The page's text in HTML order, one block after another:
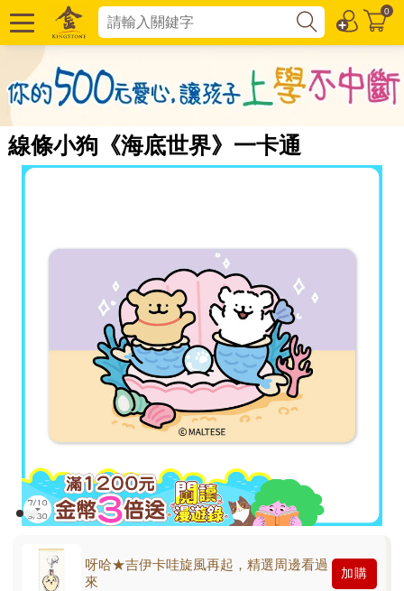
0
線條小狗《海底世界》一卡通
呀哈★吉伊卡哇旋風再起，精選周邊看過
來
加購